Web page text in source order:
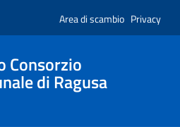
Area di scambio Privacy
Consorzio
di Ragusa